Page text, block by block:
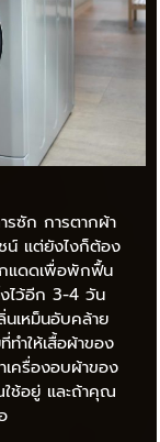
รซัก การตากผ้า
น์ แต่ยังไงก็ต้อง
กแดดเพื่อพักฟื้น
งไว้อีก 3-4 วัน
เหม็นอับคล้าย
ำให้เสื้อผ้าของ
ครื่องอบผ้าของ
ช้อยู่ และถ้าคุณ